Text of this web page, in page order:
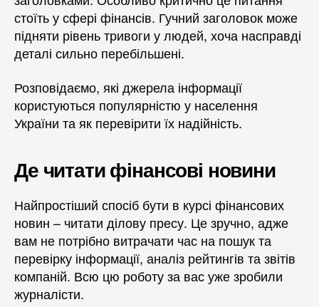
стоїть у сфері фінансів. Гучний заголовок може
підняти рівень тривоги у людей, хоча насправді
деталі сильно перебільшені.
Розповідаємо, які джерела інформації
користуються популярністю у населення
України та як перевірити їх надійність.
Де читати фінансові новини
Найпростіший спосіб бути в курсі фінансових
новин – читати ділову пресу. Це зручно, адже
вам не потрібно витрачати час на пошук та
перевірку інформації, аналіз рейтингів та звітів
компаній. Всю цю роботу за вас уже зробили
журналісти.